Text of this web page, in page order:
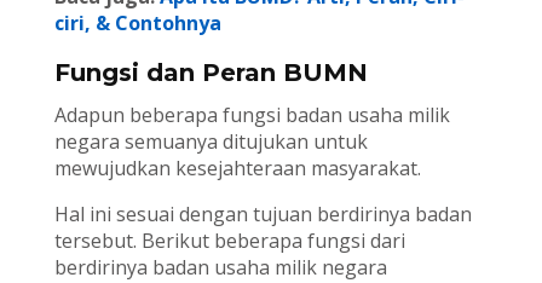
ciri, & Contohnya
Fungsi dan Peran BUMN
Adapun beberapa fungsi badan usaha milik
negara semuanya ditujukan untuk
mewujudkan kesejahteraan masyarakat.
Hal ini sesuai dengan tujuan berdirinya badan
tersebut. Berikut beberapa fungsi dari
berdirinya badan usaha milik negara